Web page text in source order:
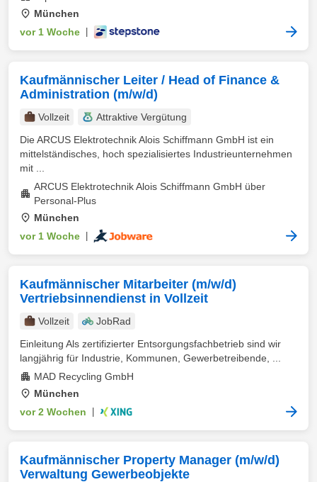
München
vor 1 Woche
Kaufmännischer Leiter / Head of Finance &
Administration (m/w/d)
Vollzeit
Attraktive Vergütung
Die ARCUS Elektrotechnik Alois Schiffmann GmbH ist ein
mittelständisches, hoch spezialisiertes Industrieunternehmen
mit ...
ARCUS Elektrotechnik Alois Schiffmann GmbH über
Personal-Plus
München
vor 1 Woche
Kaufmännischer Mitarbeiter (m/w/d)
Vertriebsinnendienst in Vollzeit
Vollzeit
JobRad
Einleitung Als zertifizierter Entsorgungsfachbetrieb sind wir
langjährig für Industrie, Kommunen, Gewerbetreibende, ...
MAD Recycling GmbH
München
vor 2 Wochen
Kaufmännischer Property Manager (m/w/d)
Verwaltung Gewerbeobjekte